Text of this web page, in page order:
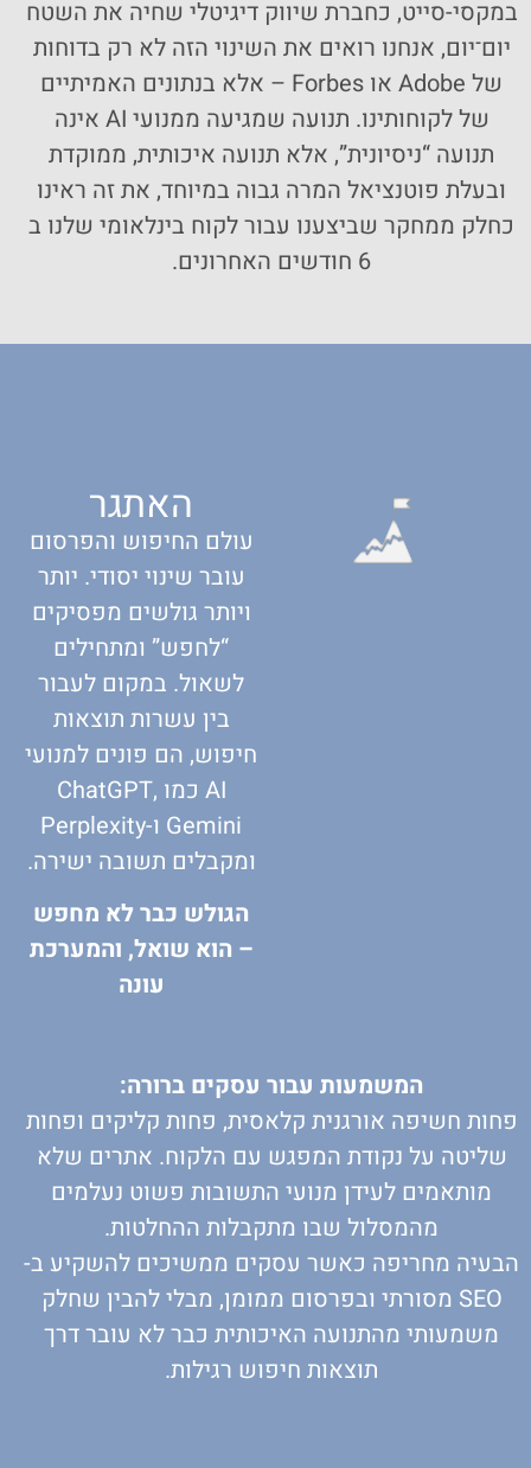
במקסי-סייט, כחברת שיווק דיגיטלי שחיה את השטח
יום־יום, אנחנו רואים את השינוי הזה לא רק בדוחות
של Adobe או Forbes – אלא בנתונים האמיתיים
של לקוחותינו. תנועה שמגיעה ממנועי AI אינה
תנועה “ניסיונית”, אלא תנועה איכותית, ממוקדת
ובעלת פוטנציאל המרה גבוה במיוחד, את זה ראינו
כחלק ממחקר שביצענו עבור לקוח בינלאומי שלנו ב
6 חודשים האחרונים.
האתגר
עולם החיפוש והפרסום
עובר שינוי יסודי. יותר
ויותר גולשים מפסיקים
“לחפש” ומתחילים
לשאול. במקום לעבור
בין עשרות תוצאות
חיפוש, הם פונים למנועי
AI כמו ChatGPT,
Gemini ו-Perplexity
ומקבלים תשובה ישירה.
הגולש כבר לא מחפש
– הוא שואל, והמערכת
עונה
המשמעות עבור עסקים ברורה:
פחות חשיפה אורגנית קלאסית, פחות קליקים ופחות
שליטה על נקודת המפגש עם הלקוח. אתרים שלא
מותאמים לעידן מנועי התשובות פשוט נעלמים
מהמסלול שבו מתקבלות ההחלטות.
הבעיה מחריפה כאשר עסקים ממשיכים להשקיע ב-
SEO מסורתי ובפרסום ממומן, מבלי להבין שחלק
משמעותי מהתנועה האיכותית כבר לא עובר דרך
תוצאות חיפוש רגילות.